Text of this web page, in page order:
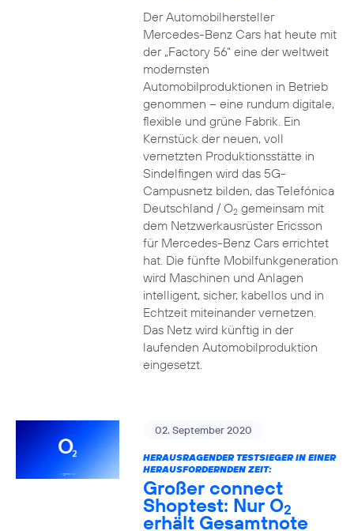
Der Automobilhersteller
Mercedes-Benz Cars hat heute mit
der „Factory 56“ eine der weltweit
modernsten
Automobilproduktionen in Betrieb
genommen – eine rundum digitale,
flexible und grüne Fabrik. Ein
Kernstück der neuen, voll
vernetzten Produktionsstätte in
Sindelfingen wird das 5G-
Campusnetz bilden, das Telefónica
Deutschland / O2gemeinsam mit
dem Netzwerkausrüster Ericsson
für Mercedes-Benz Cars errichtet
hat. Die fünfte Mobilfunkgeneration
wird Maschinen und Anlagen
intelligent, sicher, kabellos und in
Echtzeit miteinander vernetzen.
Das Netz wird künftig in der
laufenden Automobilproduktion
eingesetzt.
02. September 2020
HERAUSRAGENDER TESTSIEGER IN EINER
HERAUSFORDERNDEN ZEIT:
Großer connect
Shoptest: Nur O2
erhält Gesamtnote